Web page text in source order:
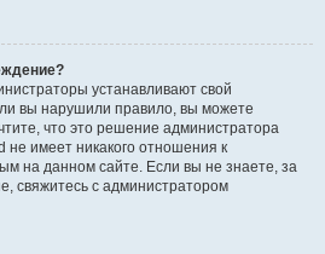
устанавливают свой
вы нарушили правило, вы можете
что это решение администратора
имеет никакого отношения к
на данном сайте. Если вы не знаете, за
свяжитесь с администратором